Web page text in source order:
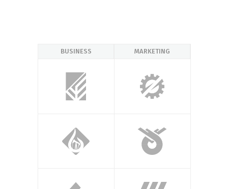
BUSINESS MARKETING